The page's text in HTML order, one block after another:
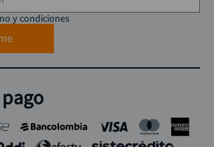
y condiciones